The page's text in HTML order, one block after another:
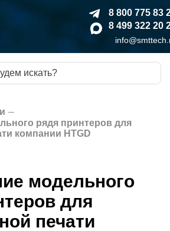
8 800 775 83
8 499 322 20
рядя принтеров для
компании HTGD
модельного
для
печати